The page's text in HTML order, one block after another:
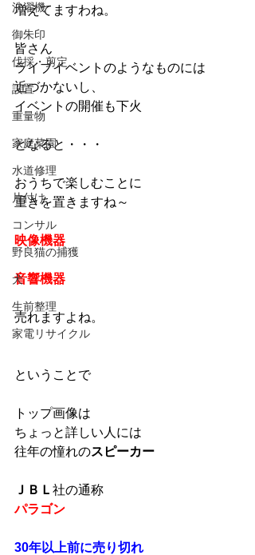
洗濯機
御朱印
伐採・剪定
設置
重量物
家庭菜園
水道修理
片付け
コンサル
野良猫の捕獲
犬
生前整理
家電リサイクル
増えてますわね。
皆さん
ライブイベントのようなものには
近づかないし、
イベントの開催も下火
となると・・・
おうちで楽しむことに
重きを置きますね～
映像機器
音響機器
売れますよね。
ということで
トップ画像は
ちょっと詳しい人には
往年の憧れのスピーカー
ＪＢＬ 社の通称
パラゴン
30年以上前に売り切れ